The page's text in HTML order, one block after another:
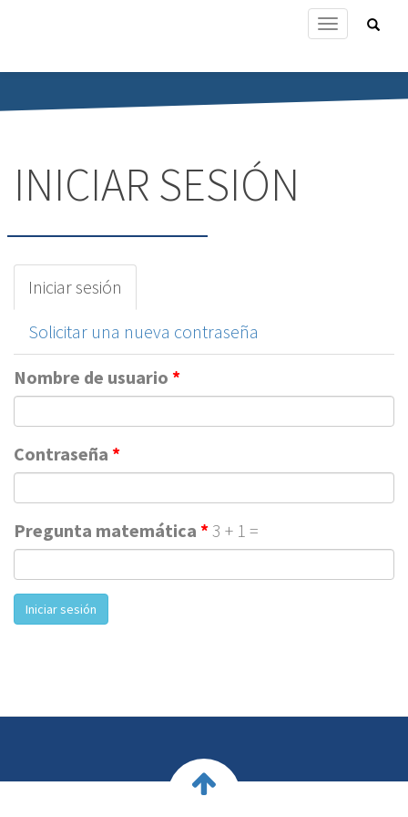
contenido
Toggle
Buscar
INICIAR SESIÓN
Solapas
principales
Iniciar sesión
activa)
Solicitar una nueva contraseña
Nombre de usuario *
Contraseña *
Pregunta matemática *3 + 1 =
Iniciar sesión